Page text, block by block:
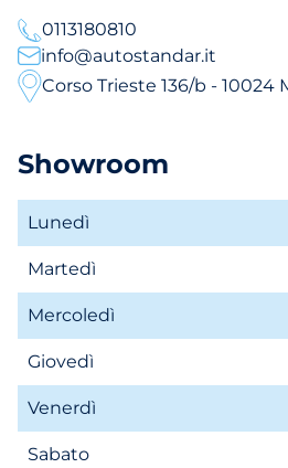
0113180810
info@autostandar.it
Corso Trieste 136/b - 10024
Showroom
Lunedì
Martedì
Mercoledì
Giovedì
Venerdì
Sabato